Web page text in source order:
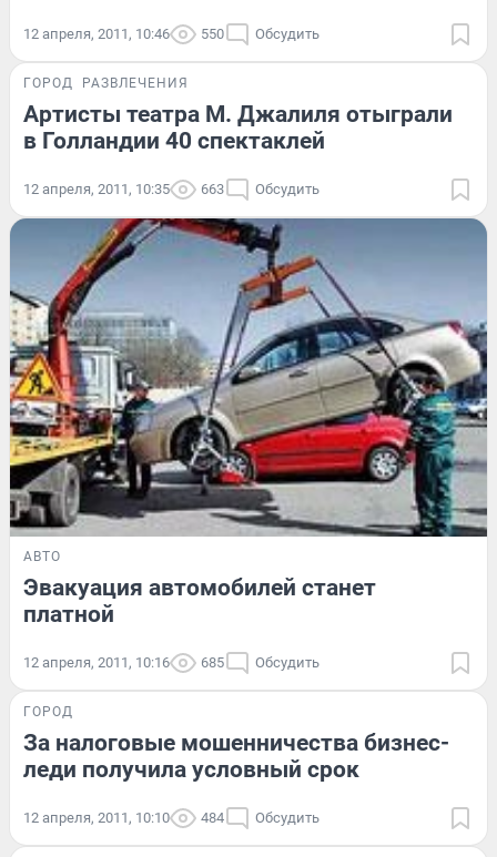
12 апреля, 2011, 10:46 550 Обсудить
ГОРОД РАЗВЛЕЧЕНИЯ
Артисты театра М. Джалиля отыграли
в Голландии 40 спектаклей
12 апреля, 2011, 10:35 663 Обсудить
АВТО
Эвакуация автомобилей станет
платной
12 апреля, 2011, 10:16 685 Обсудить
ГОРОД
За налоговые мошенничества бизнес-
леди получила условный срок
12 апреля, 2011, 10:10 484 Обсудить